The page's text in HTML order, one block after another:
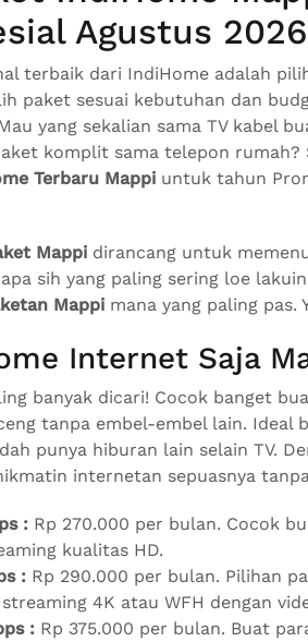
Agustus 2026
terbaik dari IndiHome adalah
paket sesuai kebutuhan dan
yang sekalian sama TV kabel
komplit sama telepon rumah?
Terbaru Mappi untuk tahun
Mappi dirancang untuk
sih yang paling sering loe
Mappi mana yang paling pas.
Internet Saja
banyak dicari! Cocok banget
tanpa embel-embel lain. Ideal
punya hiburan lain selain TV.
internetan sepuasnya
: Rp 270.000 per bulan. Cocok
kualitas HD.
: Rp 290.000 per bulan. Pilihan
4K atau WFH dengan
: Rp 375.000 per bulan. Buat